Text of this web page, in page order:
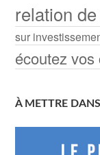
relation
sur
écoutez vos
À METTRE